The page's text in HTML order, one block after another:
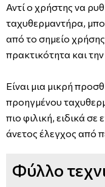
Αντί ο χρήστης να
ταχυθερμαντήρα,
από το σημείο
πρακτικότητα και
Είναι μια μικρή
προηγμένου
πιο φιλική, ειδικά
άνετος έλεγχος από
Φύλλο